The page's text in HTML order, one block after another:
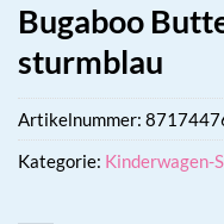
Bugaboo
sturmblau
Artikelnummer:
Kategorie: Kinderwagen-